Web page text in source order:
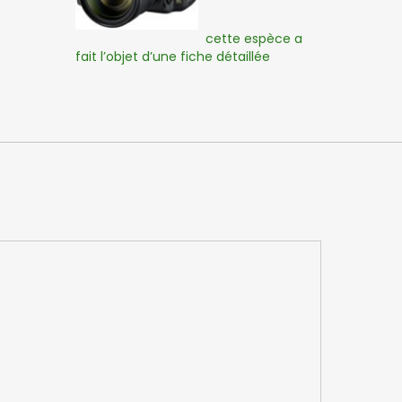
cette espèce a
fait l’objet d’une fiche détaillée